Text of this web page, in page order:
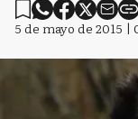
5 de mayo de 2015 |